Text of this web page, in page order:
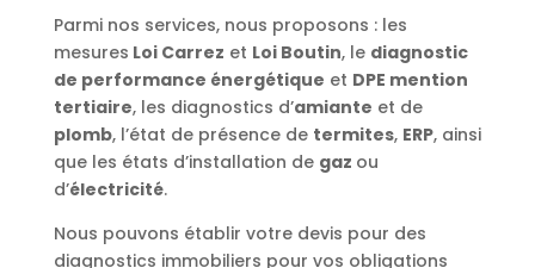
Parmi nos services, nous proposons : les
mesures Loi Carrez et Loi Boutin, le diagnostic
de performance énergétique et DPE mention
tertiaire, les diagnostics d’amiante et de
plomb, l’état de présence de termites, ERP, ainsi
que les états d’installation de gaz ou
d’électricité.
Nous pouvons établir votre devis pour des
diagnostics immobiliers pour vos obligations